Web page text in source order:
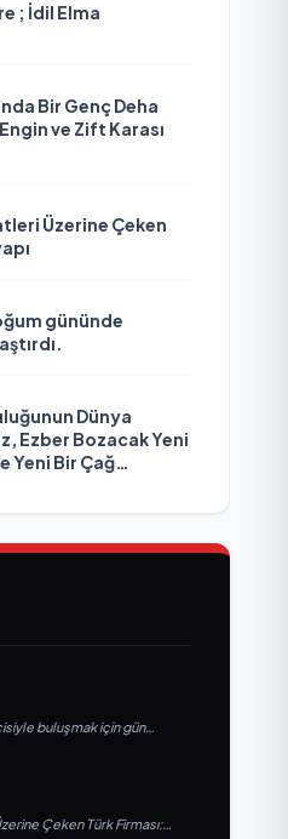
; İdil Elma
Bir Genç Deha
ve Zift Karası
Üzerine Çeken
gününde
Dünya
Ezber Bozacak Yeni
Yeni Bir Çağ
buluşmak için gün
Çeken Türk Firması: